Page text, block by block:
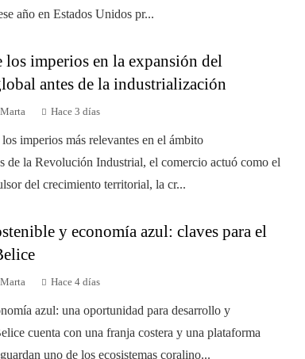
año en Estados Unidos pr...
los imperios en la expansión del
antes de la industrialización
Hace 3 días
imperios más relevantes en el ámbito
de la Revolución Industrial, el comercio actuó como el
del crecimiento territorial, la cr...
y economía azul: claves para el
Hace 4 días
azul: una oportunidad para desarrollo y
cuenta con una franja costera y una plataforma
uno de los ecosistemas coralino...